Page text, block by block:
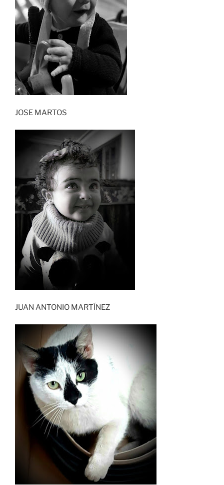
JOSE MARTOS
JUAN ANTONIO MARTÍNEZ